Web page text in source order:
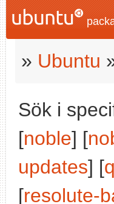
» Ubuntu
Sök i
[noble] [
updates] [
[resolute-